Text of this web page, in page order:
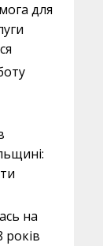
для
на
років